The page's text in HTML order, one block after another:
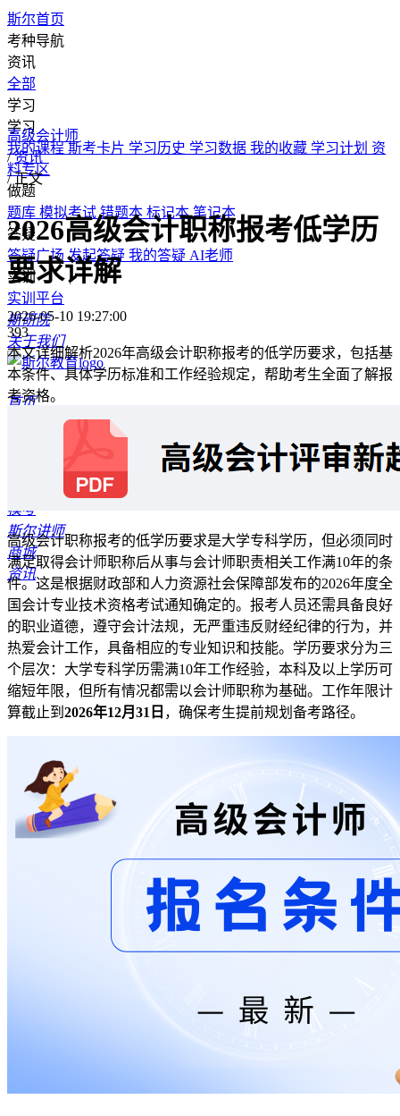
斯尔首页
考种导航
资讯
全部
学习
学习
我的课程 斯考卡片 学习历史 学习数据 我的收藏 学习计划 资
料专区
做题
题库 模拟考试错题本 标记本笔记本
答疑
答疑广场发起答疑 我的答疑 AI老师
实训
实训平台
斯研院
关于我们
首页
报考指南
模考
斯尔讲师
商城
资讯
高级会计师
/ 资讯
/ 正文
2026高级会计职称报考低学历
要求详解
2026-05-10 19:27:00
393
本文详细解析2026年高级会计职称报考的低学历要求，包括基
本条件、具体学历标准和工作经验规定，帮助考生全面了解报
考资格。
高级会计职称报考的低学历要求是大学专科学历，但必须同时
满足取得会计师职称后从事与会计师职责相关工作满10年的条
件。这是根据财政部和人力资源社会保障部发布的2026年度全
国会计专业技术资格考试通知确定的。报考人员还需具备良好
的职业道德，遵守会计法规，无严重违反财经纪律的行为，并
热爱会计工作，具备相应的专业知识和技能。学历要求分为三
个层次：大学专科学历需满10年工作经验，本科及以上学历可
缩短年限，但所有情况都需以会计师职称为基础。工作年限计
算截止到 2026年12月31日 ，确保考生提前规划备考路径。